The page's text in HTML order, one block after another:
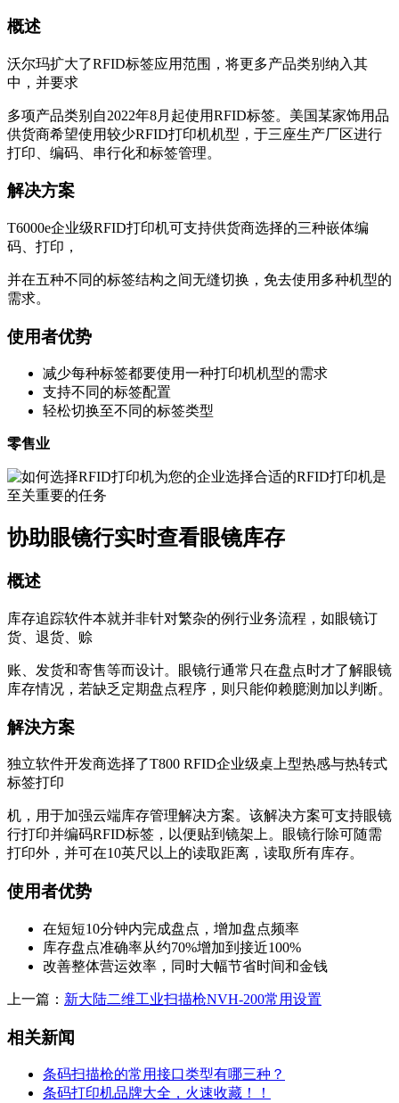
概述
沃尔玛扩大了RFID标签应用范围，将更多产品类别纳入其
中，并要求
多项产品类别自2022年8月起使用RFID标签。美国某家饰用品
供货商希望使用较少RFID打印机机型，于三座生产厂区进行
打印、编码、串行化和标签管理。
解决方案
T6000e企业级RFID打印机可支持供货商选择的三种嵌体编
码、打印，
并在五种不同的标签结构之间无缝切换，免去使用多种机型的
需求。
使用者优势
减少每种标签都要使用一种打印机机型的需求
支持不同的标签配置
轻松切换至不同的标签类型
零售业
协助眼镜行实时查看眼镜库存
概述
库存追踪软件本就并非针对繁杂的例行业务流程，如眼镜订
货、退货、赊
账、发货和寄售等而设计。眼镜行通常只在盘点时才了解眼镜
库存情况，若缺乏定期盘点程序，则只能仰赖臆测加以判断。
解決方案
独立软件开发商选择了T800 RFID企业级桌上型热感与热转式
标签打印
机，用于加强云端库存管理解决方案。该解决方案可支持眼镜
行打印并编码RFID标签，以便贴到镜架上。眼镜行除可随需
打印外，并可在10英尺以上的读取距离，读取所有库存。
使用者优势
在短短10分钟内完成盘点，增加盘点频率
库存盘点准确率从约70%增加到接近100%
改善整体营运效率，同时大幅节省时间和金钱
上一篇： 新大陆二维工业扫描枪NVH-200常用设置
相关新闻
条码扫描枪的常用接口类型有哪三种？
条码打印机品牌大全，火速收藏！！